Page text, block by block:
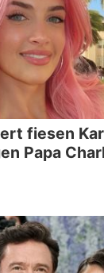
fiesen
Papa